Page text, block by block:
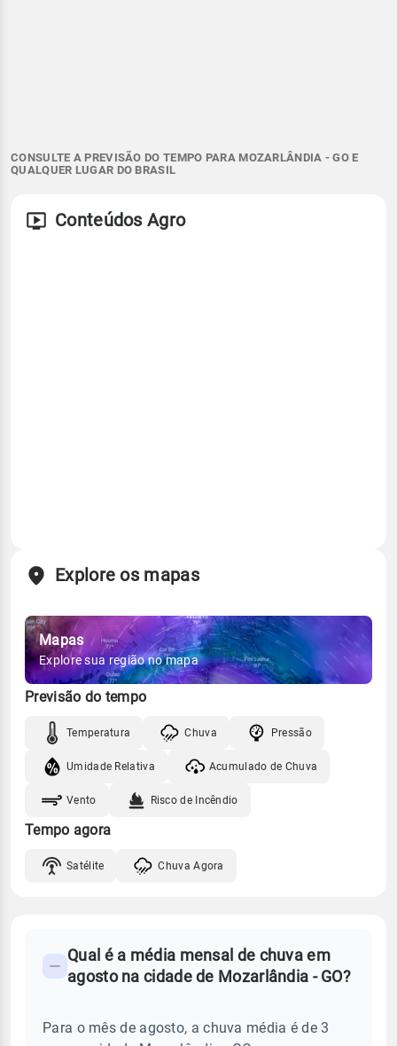
CONSULTE A PREVISÃO DO TEMPO PARA MOZARLÂNDIA - GO E
QUALQUER LUGAR DO BRASIL
Conteúdos Agro
Explore os mapas
Mapas
Explore sua região no mapa
Previsão do tempo
Temperatura Chuva Pressão
Umidade Relativa Acumulado de Chuva
Vento Risco de Incêndio
Tempo agora
Satélite Chuva Agora
Perguntas
sobre
Qual é a média mensal de chuva em
agosto na cidade de Mozarlândia - GO?
Para o mês de agosto, a chuva média é de 3